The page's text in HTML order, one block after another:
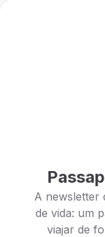
A newsletter
de vida: um
viajar de